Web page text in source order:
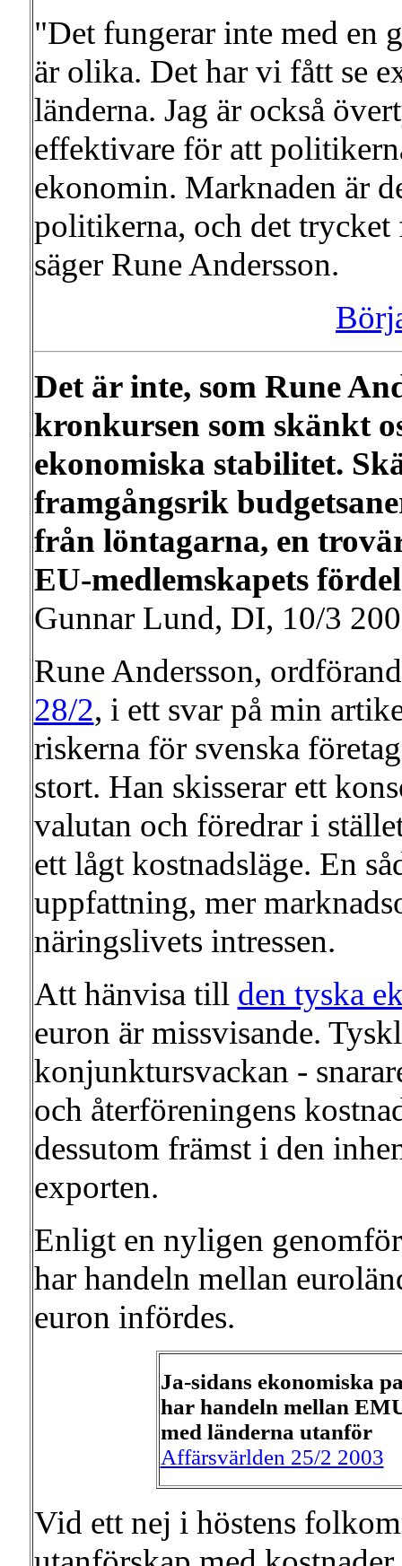
"Det fungerar inte med en
är olika. Det har vi fått se
länderna. Jag är också
effektivare för att
ekonomin. Marknaden är
politikerna, och det
säger Rune Andersson.
Det är inte, som Rune
kronkursen som skänkt
ekonomiska stabilitet.
framgångsrik
från löntagarna, en
EU-medlemskapets
Gunnar Lund, DI, 10/3
Rune Andersson,
28/2, i ett svar på min
riskerna för svenska
stort. Han skisserar ett
valutan och föredrar i
ett lågt kostnadsläge. En
uppfattning, mer
näringslivets intressen.
Att hänvisa till den tyska
euron är missvisande.
konjunktursvackan -
och återföreningens
dessutom främst i den
exporten.
Enligt en nyligen
har handeln mellan
euron infördes.
Ja-sidans ekonomiska
har handeln mellan
med länderna utanför
Affärsvärlden 25/2 2003
Vid ett nej i höstens